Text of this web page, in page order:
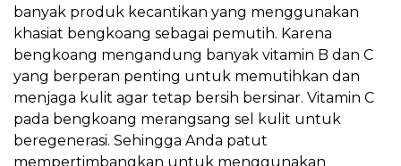
banyak produk kecantikan yang menggunakan
khasiat bengkoang sebagai pemutih. Karena
bengkoang mengandung banyak vitamin B dan C
yang berperan penting untuk memutihkan dan
menjaga kulit agar tetap bersih bersinar. Vitamin C
pada bengkoang merangsang sel kulit untuk
beregenerasi. Sehingga Anda patut
mempertimbangkan untuk menggunakan